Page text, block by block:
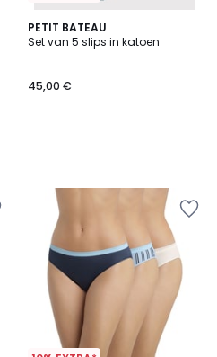
PETIT BATEAU
Set van 5 slips in katoen
45,00 €